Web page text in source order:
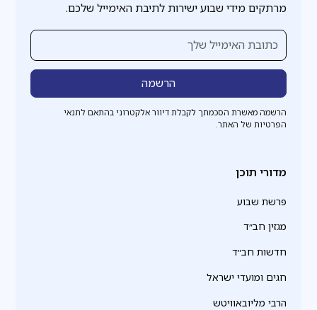
מרתקים מידי שבוע ישירות לתיבת האימייל שלכם.
הרשמה מאשרת הסכמתך לקבלת דיוור אלקטרוני בהתאם לתנאי
הפרטיות של האתר.
מדורי תוכן
פרשת שבוע
מגזין חב״ד
חדשות חב״ד
חגים ומועדי ישראל
הרבי מליובאוויטש